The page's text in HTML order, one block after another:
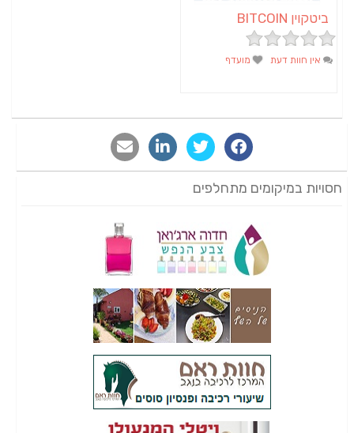
ביטקוין BITCOIN
אין חוות דעת מועדף
חסויות במיקומים מתחלפים